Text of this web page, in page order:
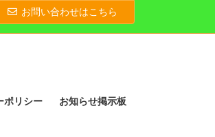
お問い合わせはこちら
ポリシー お知らせ掲示板